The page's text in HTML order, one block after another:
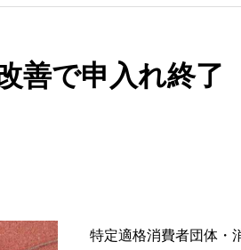
善で申入れ終
特定適格消費者団体・